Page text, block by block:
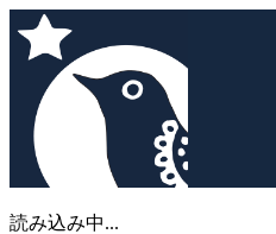
読み込み中...